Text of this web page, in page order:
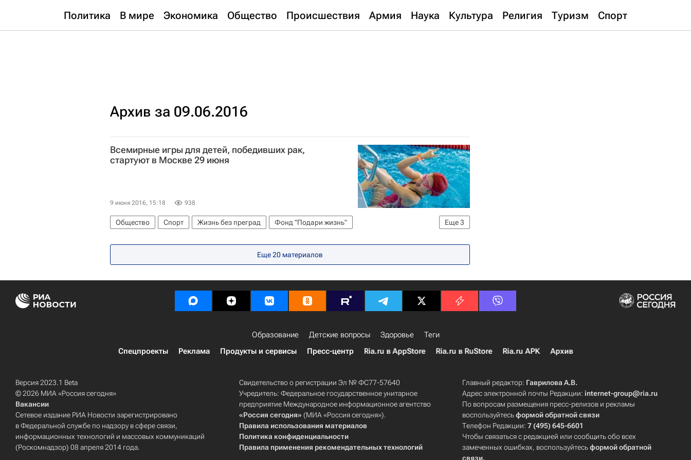
Политика В мире Экономика Общество Происшествия Армия Наука Культура Религия Туризм Спорт
Архив за 09.06.2016
Всемирные игры для детей, победивших рак,
стартуют в Москве 29 июня
9 июня 2016, 15:18 938
Еще3
Общество Спорт Жизнь без преград
Фонд "Подари жизнь"
Еще 20 материалов
Образование Детские вопросы Здоровье
Теги
Спецпроекты
Реклама Продукты и сервисы Пресс-центр Ria.ru в AppStore Ria.ru в RuStore Ria.ru APK Архив
Версия 2023.1 Beta
© 2026 МИА «Россия сегодня»
Вакансии
Сетевое издание РИА Новости зарегистрировано
в Федеральной службе по надзору в сфере связи,
информационных технологий и массовых коммуникаций
(Роскомнадзор) 08 апреля 2014 года.
Свидетельство о регистрации Эл № ФС77-57640
Учредитель: Федеральное государственное унитарное
предприятие Международное информационное агентство
«Россия сегодня» (МИА «Россия сегодня»).
Правила использования материалов
Политика конфиденциальности
Правила применения рекомендательных технологий
Главный редактор: Гаврилова А.В.
Адрес электронной почты Редакции:internet-group@ria.ru
По вопросам размещения пресс-релизов и рекламы
воспользуйтесьформой обратной связи
Телефон Редакции:7 (495) 645-6601
Чтобы связаться с редакцией или сообщить обо всех
замеченных ошибках, воспользуйтесьформой обратной
связи.